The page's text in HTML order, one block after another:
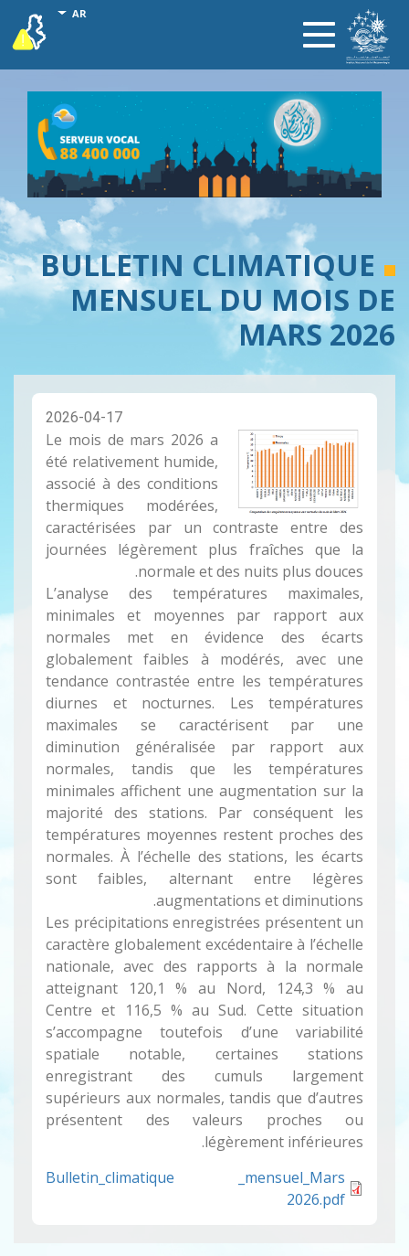
تجاوز
المحتوى
Toggle
navigation
AR
actions
vigilance
BULLETIN CLIMATIQUE
MENSUEL DU MOIS DE
MARS 2026
2026-04-17
Le mois de mars 2026 a
été relativement humide,
associé à des conditions
thermiques modérées,
caractérisées par un contraste entre des
journées légèrement plus fraîches que la
normale et des nuits plus douces.
L’analyse des températures maximales,
minimales et moyennes par rapport aux
normales met en évidence des écarts
globalement faibles à modérés, avec une
tendance contrastée entre les températures
diurnes et nocturnes. Les températures
maximales se caractérisent par une
diminution généralisée par rapport aux
normales, tandis que les températures
minimales affichent une augmentation sur la
majorité des stations. Par conséquent les
températures moyennes restent proches des
normales. À l’échelle des stations, les écarts
sont faibles, alternant entre légères
augmentations et diminutions.
Les précipitations enregistrées présentent un
caractère globalement excédentaire à l’échelle
nationale, avec des rapports à la normale
atteignant 120,1 % au Nord, 124,3 % au
Centre et 116,5 % au Sud. Cette situation
s’accompagne toutefois d’une variabilité
spatiale notable, certaines stations
enregistrant des cumuls largement
supérieurs aux normales, tandis que d’autres
présentent des valeurs proches ou
légèrement inférieures.
Bulletin_climatique _mensuel_Mars
2026.pdf